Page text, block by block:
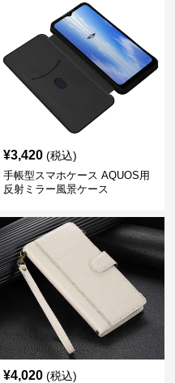
¥3,420 (税込)
手帳型スマホケース AQUOS用
反射ミラー風景ケース
¥4,020 (税込)